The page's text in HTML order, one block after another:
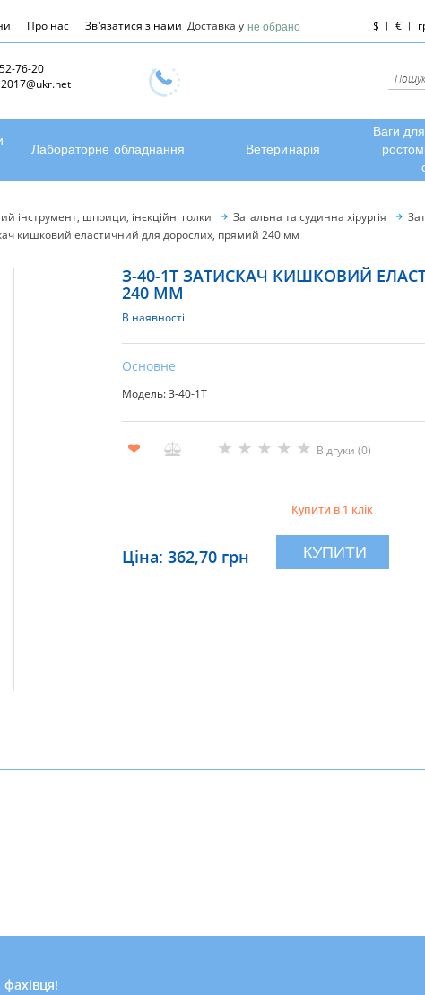
Про нас Зв'язатися з нами Доставка у не обрано $ €
76-20
Лабораторне обладнання Ветеринарія
Ваги
інструмент, шприци, інєкційні голки Загальна та судинна хірургія
кишковий еластичний для дорослих, прямий 240 мм
З-40-1Т ЗАТИСКАЧ КИШКОВИЙ
240 ММ
В наявності
Основне
Модель: З-40-1Т
❤ ★ ★ ★ ★ ★ Відгуки (0)
Ціна: 362,70 грн
Купити в 1 клік
КУПИТИ